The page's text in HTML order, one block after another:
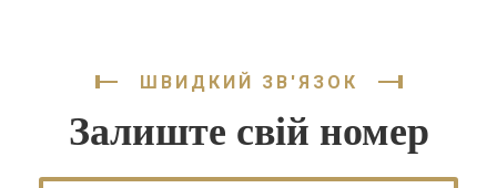
ШВИДКИЙ ЗВ'ЯЗОК
Залиште свій номер